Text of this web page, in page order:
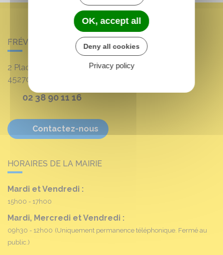
FRÉVILLE-DU-GÂTINAIS
2 Place Louis Croum
45270
02 38 90 11 16
Contactez-nous
HORAIRES DE LA MAIRIE
Mardi et Vendredi :
15h00 - 17h00
Mardi, Mercredi et Vendredi :
09h30 - 12h00 (Uniquement permanence téléphonique. Fermé au
public.)
OK, accept all
Deny all cookies
Privacy policy